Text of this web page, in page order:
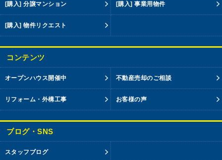
[購入] 分譲マンション [購入] 事業用物件
[購入] 物件リクエスト
コンテンツ
オープンハウス開催中 不動産売却のご相談
リフォーム・外構工事 お客様の声
ブログ・SNS
スタッフブログ